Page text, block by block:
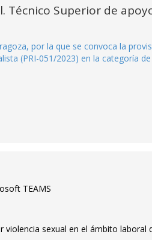
Técnico Superior de
por la que se convoca la
(PRI-051/2023) en la categoría
TEAMS
sexual en el ámbito laboral